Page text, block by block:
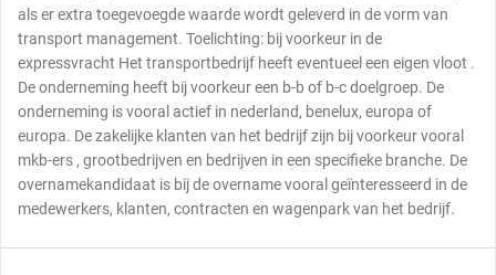
als er extra toegevoegde waarde wordt geleverd in de vorm van
transport management. Toelichting: bij voorkeur in de
expressvracht Het transportbedrijf heeft eventueel een eigen vloot .
De onderneming heeft bij voorkeur een b-b of b-c doelgroep. De
onderneming is vooral actief in nederland, benelux, europa of
europa. De zakelijke klanten van het bedrijf zijn bij voorkeur vooral
mkb-ers , grootbedrijven en bedrijven in een specifieke branche. De
overnamekandidaat is bij de overname vooral geïnteresseerd in de
medewerkers, klanten, contracten en wagenpark van het bedrijf.